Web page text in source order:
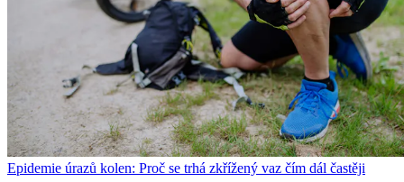
Epidemie úrazů kolen: Proč se trhá zkřížený vaz čím dál častěji